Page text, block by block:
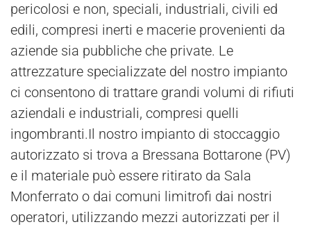
pericolosi e non, speciali, industriali, civili ed
edili, compresi inerti e macerie provenienti da
aziende sia pubbliche che private. Le
attrezzature specializzate del nostro impianto
ci consentono di trattare grandi volumi di rifiuti
aziendali e industriali, compresi quelli
ingombranti.Il nostro impianto di stoccaggio
autorizzato si trova a Bressana Bottarone (PV)
e il materiale può essere ritirato da Sala
Monferrato o dai comuni limitrofi dai nostri
operatori, utilizzando mezzi autorizzati per il